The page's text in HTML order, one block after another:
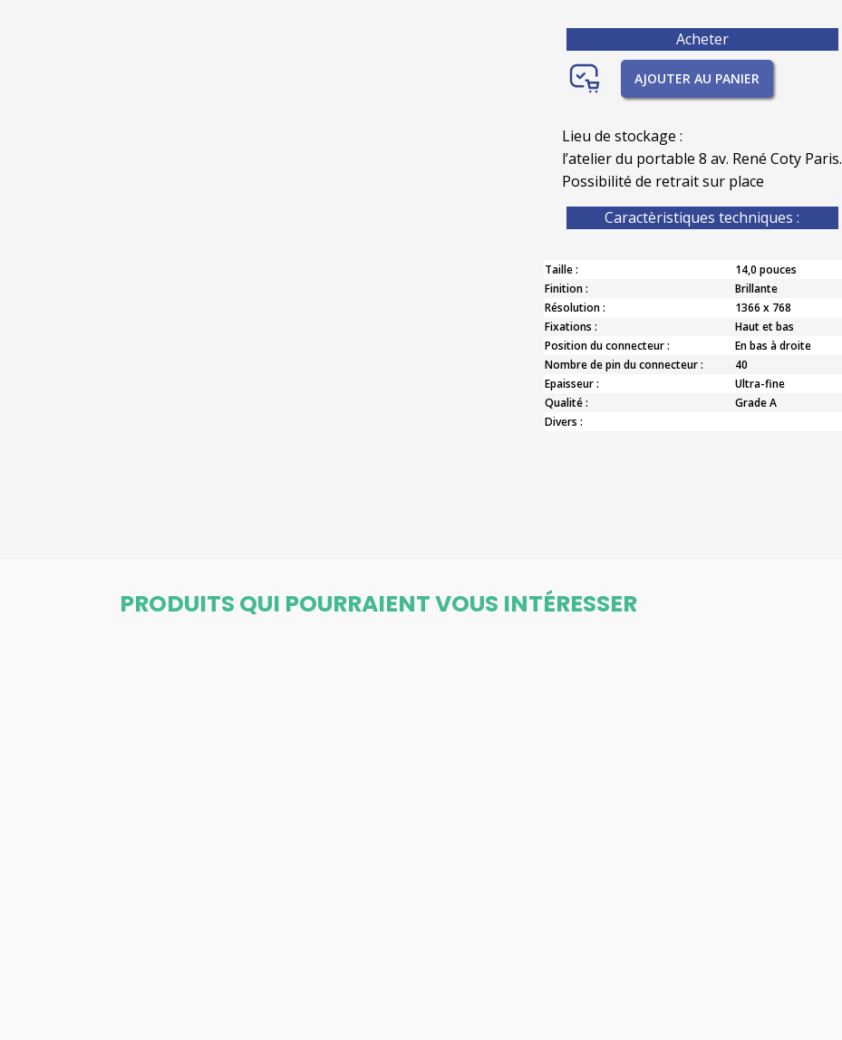
Acheter
AJOUTER AU PANIER
Lieu de stockage :
l’atelier du portable 8 av. René Coty Paris.
Possibilité de retrait sur place
Caractèristiques techniques :
Taille :
14,0 pouces
Finition :
Brillante
Résolution :
1366 x 768
Fixations :
Haut et bas
Position du connecteur :
En bas à droite
Nombre de pin du connecteur :
40
Epaisseur :
Ultra-fine
Qualité :
Grade A
Divers :
PRODUITS QUI POURRAIENT VOUS INTÉRESSER